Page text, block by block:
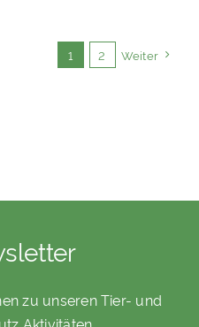
1 2 Weiter
zu unseren Tier- und